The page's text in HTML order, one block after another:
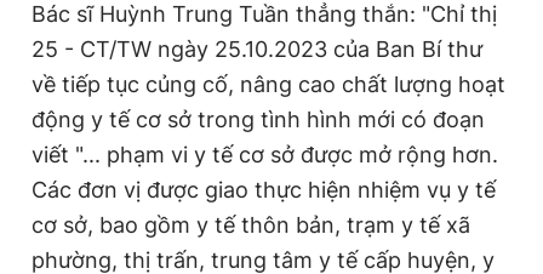
Bác sĩ Huỳnh Trung Tuần thẳng thắn: "Chỉ thị
25 - CT/TW ngày 25.10.2023 của Ban Bí thư
về tiếp tục củng cố, nâng cao chất lượng hoạt
động y tế cơ sở trong tình hình mới có đoạn
viết "... phạm vi y tế cơ sở được mở rộng hơn.
Các đơn vị được giao thực hiện nhiệm vụ y tế
cơ sở, bao gồm y tế thôn bản, trạm y tế xã
phường, thị trấn, trung tâm y tế cấp huyện, y